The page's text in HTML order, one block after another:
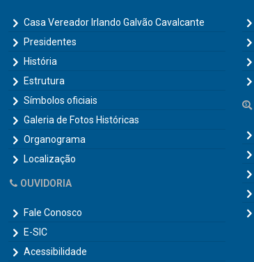
Casa Vereador Irlando Galvão Cavalcante
Presidentes
História
Estrutura
Símbolos oficiais
Galeria de Fotos Históricas
Organograma
Localização
OUVIDORIA
Fale Conosco
E-SIC
Acessibilidade